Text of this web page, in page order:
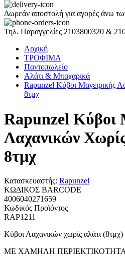
Δωρεάν αποστολή για αγορές άνω
Τηλ. Παραγγελίες 2103800320 &
Αρχική
ΤΡΟΦΙΜΑ
Παντοπωλείο
Αλάτι & Μπαχαρικά
Rapunzel Κύβοι Μαγειρικής
8τμχ
Rapunzel Κύβοι
Λαχανικών
8τμχ
Κατασκευαστής: Rapunzel
ΚΩΔΙΚΟΣ BARCODE
4006040271659
Κωδικός Προϊόντος
RAP1211
Κύβοι Λαχανικών χωρίς αλάτι
ΜΕ ΧΑΜΗΛΗ ΠΕΡΙΕΚΤΙΚΟΤΗΤΑ